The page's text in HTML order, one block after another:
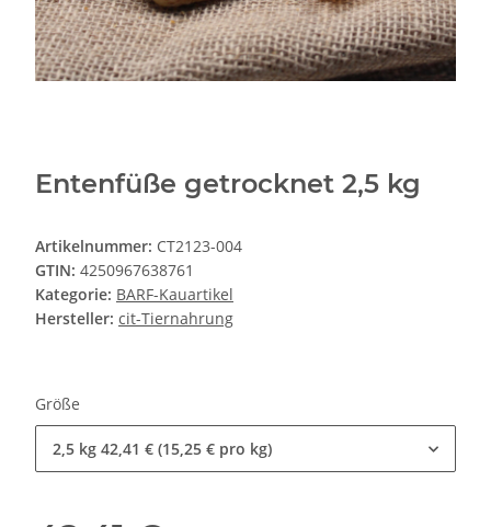
Entenfüße getrocknet 2,5 kg
Artikelnummer: CT2123-004
GTIN: 4250967638761
Kategorie: BARF-Kauartikel
Hersteller: cit-Tiernahrung
Größe
2,5 kg 42,41 € (15,25 € pro kg)